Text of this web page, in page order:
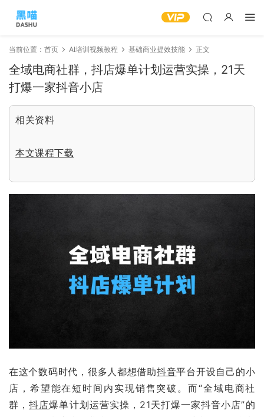
当前位置： 首页 AI培训视频教程 基础商业提效技能 正文
全域电商社群，抖店爆单计划运营实操，21天
打爆一家抖音小店
相关资料
本文课程下载
在这个数码时代，很多人都想借助抖音平台开设自己的小
店，希望能在短时间内实现销售突破。而“全域电商社
群，抖店爆单计划运营实操，21天打爆一家抖音小店”的